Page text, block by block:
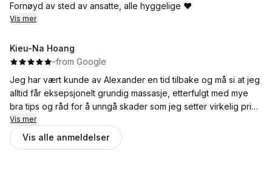
Fornøyd av sted av ansatte, alle hyggelige ♥️
Vis mer
Kieu-Na Hoang
··from Google
Jeg har vært kunde av Alexander en tid tilbake og må si at jeg
alltid får eksepsjonelt grundig massasje, etterfulgt med mye
bra tips og råd for å unngå skader som jeg setter virkelig pris
på. det er ikke mange massører som bruker god tid på å dele
kunnskap og erfaringer. dette er virkelig god service og enda
flott at man ser gjennom hvor iver han er i jobben sin. fortsett
Vis mer
Vis alle anmeldelser